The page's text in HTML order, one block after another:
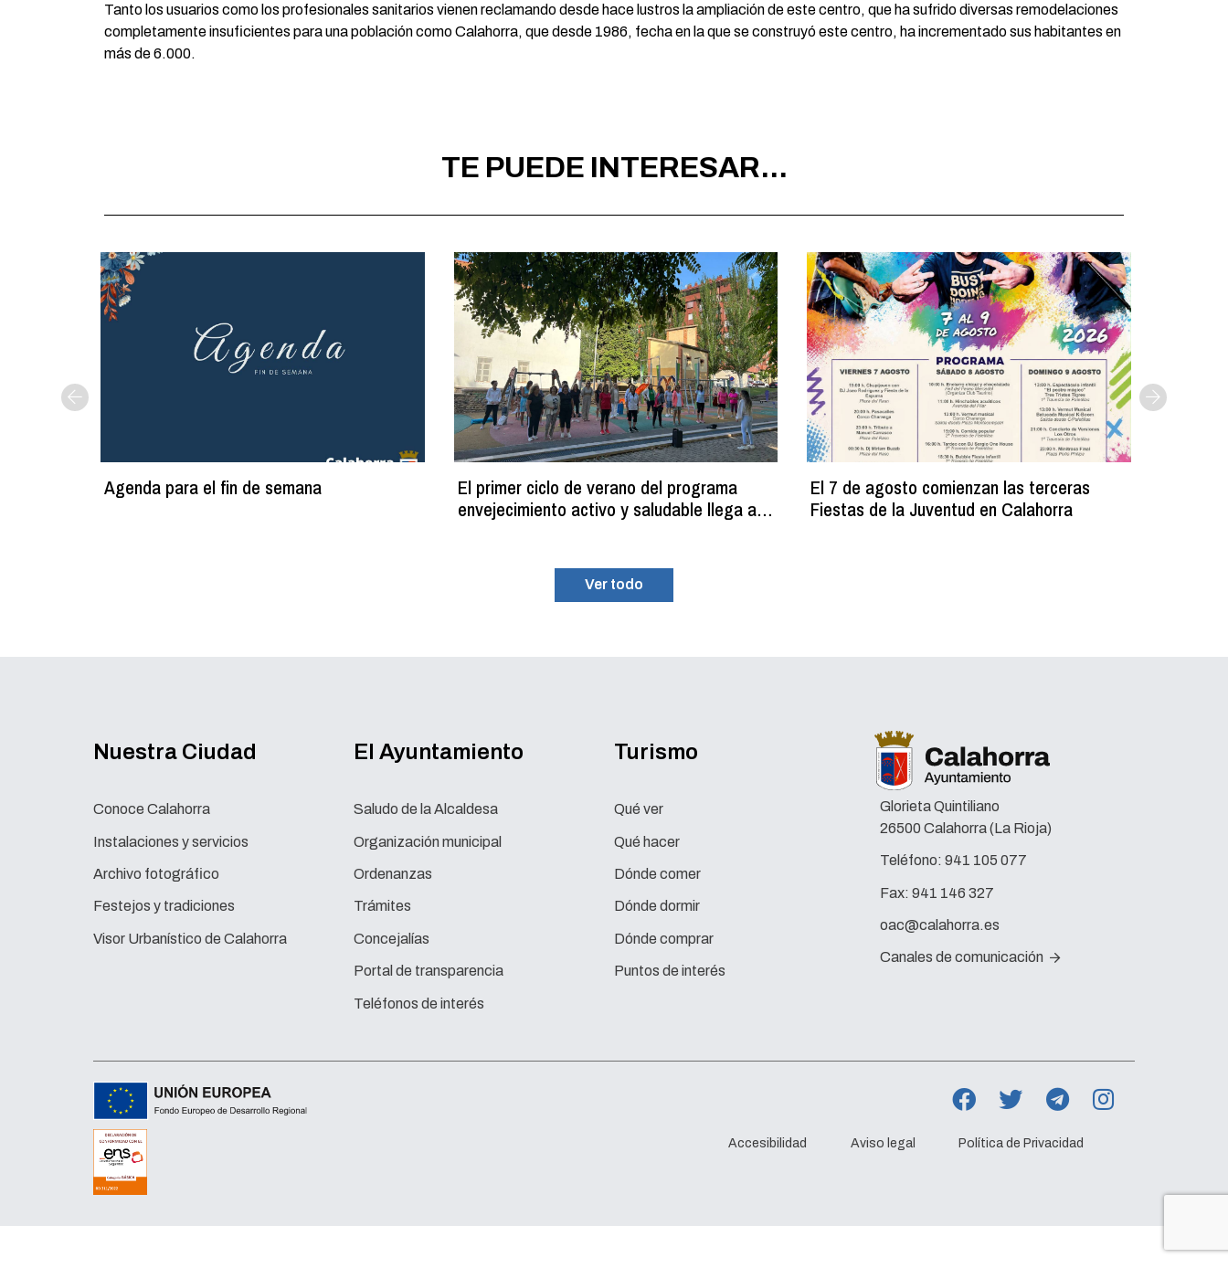
Tanto los usuarios como los profesionales sanitarios vienen reclamando desde hace lustros la ampliación de este centro, que ha sufrido diversas remodelaciones
completamente insuficientes para una población como Calahorra, que desde 1986, fecha en la que se construyó este centro, ha incrementado sus habitantes en
más de 6.000.
TE PUEDE INTERESAR...
Agenda para el fin de semana
El primer ciclo de verano del programa
envejecimiento activo y saludable llega a
El 7 de agosto comienzan las terceras
Fiestas de la Juventud en Calahorra
Ver todo
Nuestra Ciudad
Conoce Calahorra
Instalaciones y servicios
Archivo fotográfico
Festejos y tradiciones
Visor Urbanístico de Calahorra
El Ayuntamiento
Saludo de la Alcaldesa
Organización municipal
Ordenanzas
Trámites
Concejalías
Portal de transparencia
Teléfonos de interés
Turismo
Qué ver
Qué hacer
Dónde comer
Dónde dormir
Dónde comprar
Puntos de interés
Glorieta Quintiliano
26500 Calahorra (La Rioja)
Teléfono: 941 105 077
Fax: 941 146 327
oac@calahorra.es
Canales de comunicación
Accesibilidad Aviso legal Política de Privacidad